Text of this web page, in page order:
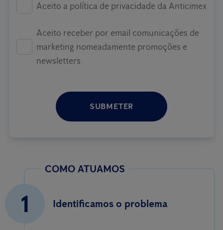
Aceito a política de privacidade da Anticimex
Aceito receber por email comunicações de
marketing nomeadamente promoções e
newsletters
SUBMETER
COMO ATUAMOS
1 Identificamos o problema